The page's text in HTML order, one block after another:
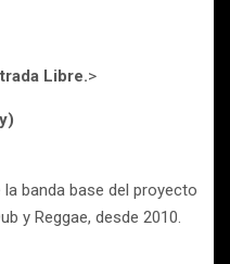
Libre.>
banda base del proyecto
y Reggae, desde 2010.